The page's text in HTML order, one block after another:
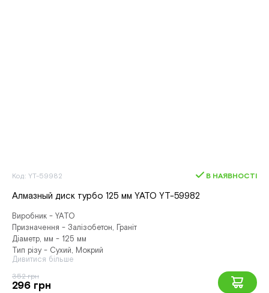
Код: YT-59982 В НАЯВНОСТІ
Алмазный диск турбо 125 мм YATO YT-59982
Виробник - YATO
Призначення - Залізобетон, Граніт
Діаметр, мм - 125 мм
Тип різу - Сухий, Мокрий
Дивитися більше
352 грн
296 грн